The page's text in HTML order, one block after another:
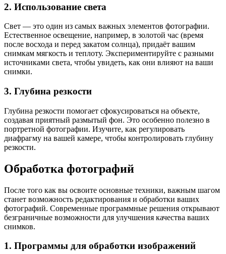
2. Использование света
Свет — это один из самых важных элементов фотографии.
Естественное освещение, например, в золотой час (время
после восхода и перед закатом солнца), придаёт вашим
снимкам мягкость и теплоту. Экспериментируйте с разными
источниками света, чтобы увидеть, как они влияют на ваши
снимки.
3. Глубина резкости
Глубина резкости помогает сфокусироваться на объекте,
создавая приятный размытый фон. Это особенно полезно в
портретной фотографии. Изучите, как регулировать
диафрагму на вашей камере, чтобы контролировать глубину
резкости.
Обработка фотографий
После того как вы освоите основные техники, важным шагом
станет возможность редактирования и обработки ваших
фотографий. Современные программные решения открывают
безграничные возможности для улучшения качества ваших
снимков.
1. Программы для обработки изображений